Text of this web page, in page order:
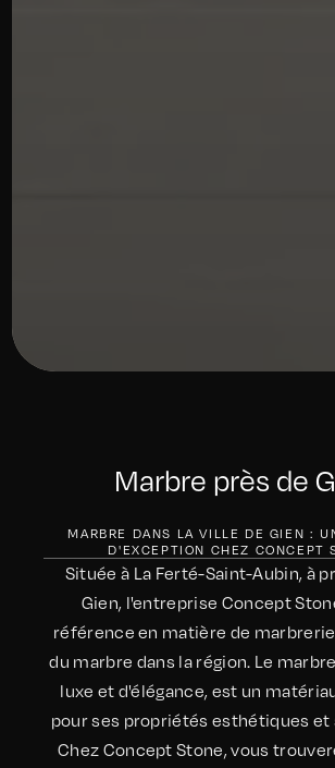
Marbre près de
MARBRE DANS LA VILLE DE GIEN :
D'EXCEPTION CHEZ CONCEPT
Située à La Ferté-Saint-Aubin, à
Gien, l'entreprise Concept
référence en matière de
du marbre dans la région. Le
luxe et d'élégance, est un
pour ses propriétés esthétiques et
Chez Concept Stone, vous